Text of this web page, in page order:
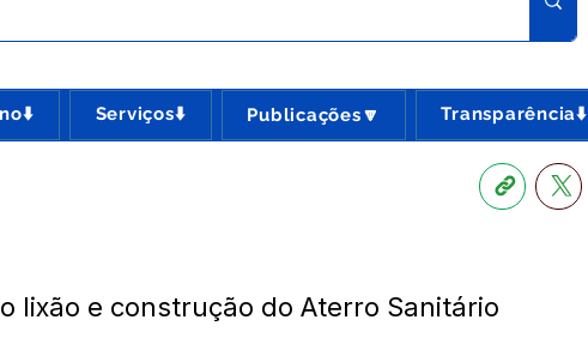
Serviços⬇️ Publicações🔽 Transparência⬇️
lixão e construção do Aterro Sanitário